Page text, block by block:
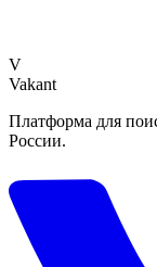
V
Vakant
Платформа для
России.